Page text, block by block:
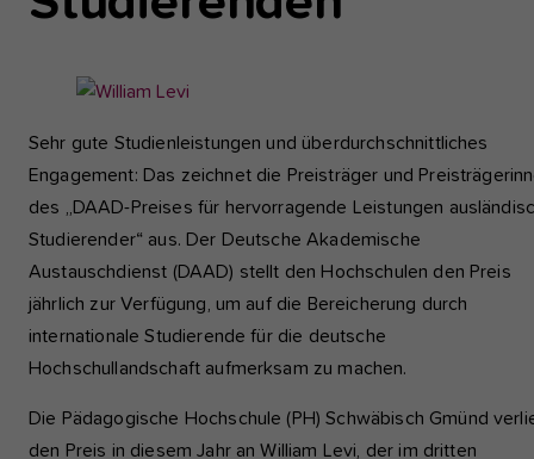
Show
version
for:
Sehr gute Studienleistungen und überdurchschnittliches
Engagement: Das zeichnet die Preisträger und
des „DAAD-Preises für hervorragende Leistungen
Studierender“ aus. Der Deutsche Akademische
Austauschdienst (DAAD) stellt den Hochschulen den Preis
jährlich zur Verfügung, um auf die Bereicherung durch
internationale Studierende für die deutsche
Hochschullandschaft aufmerksam zu machen.
Die Pädagogische Hochschule (PH) Schwäbisch Gmünd
den Preis in diesem Jahr an William Levi, der im dritten